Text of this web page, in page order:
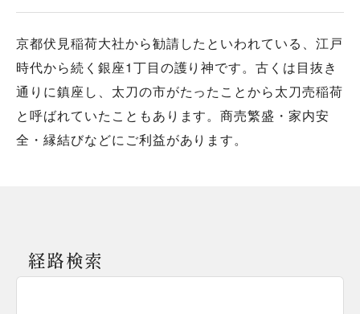
京都伏見稲荷大社から勧請したといわれている、江戸
時代から続く銀座1丁目の護り神です。古くは目抜き
通りに鎮座し、太刀の市がたったことから太刀売稲荷
と呼ばれていたこともあります。商売繁盛・家内安
全・縁結びなどにご利益があります。
経路検索